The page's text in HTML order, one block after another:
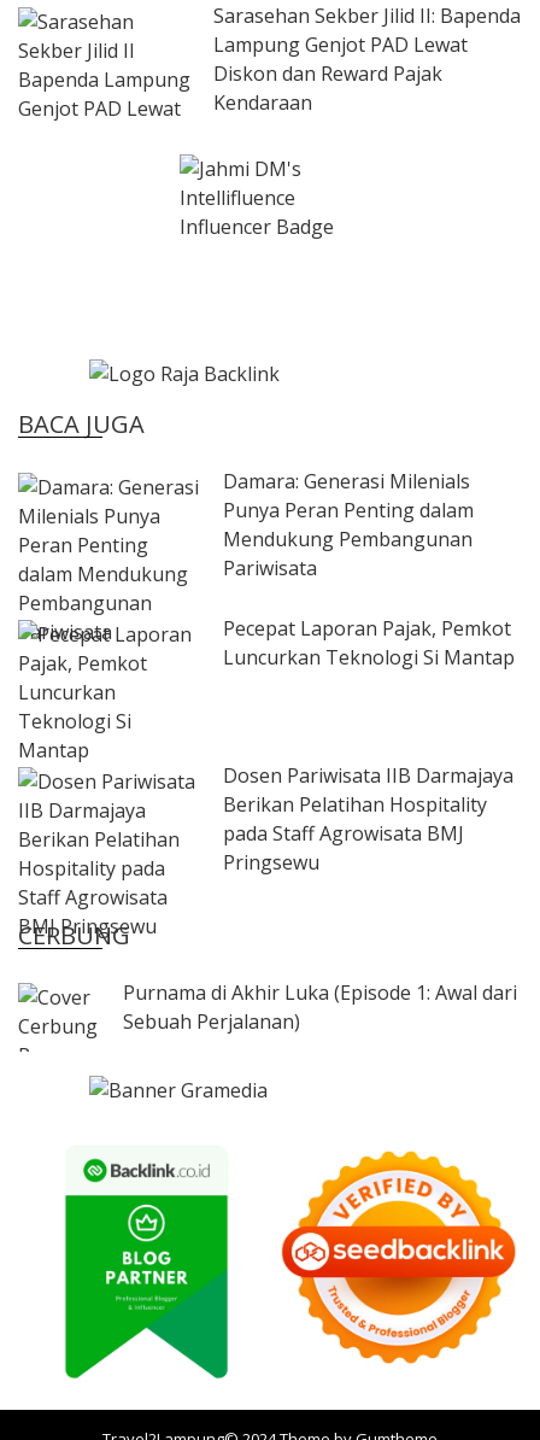
Sarasehan Sekber Jilid II: Bapenda
Lampung Genjot PAD Lewat
Diskon dan Reward Pajak
Kendaraan
BACA JUGA
Damara: Generasi Milenials
Punya Peran Penting dalam
Mendukung Pembangunan
Pariwisata
Pecepat Laporan Pajak, Pemkot
Luncurkan Teknologi Si Mantap
Dosen Pariwisata IIB Darmajaya
Berikan Pelatihan Hospitality
pada Staff Agrowisata BMJ
Pringsewu
CERBUNG
Purnama di Akhir Luka (Episode 1: Awal dari
Sebuah Perjalanan)